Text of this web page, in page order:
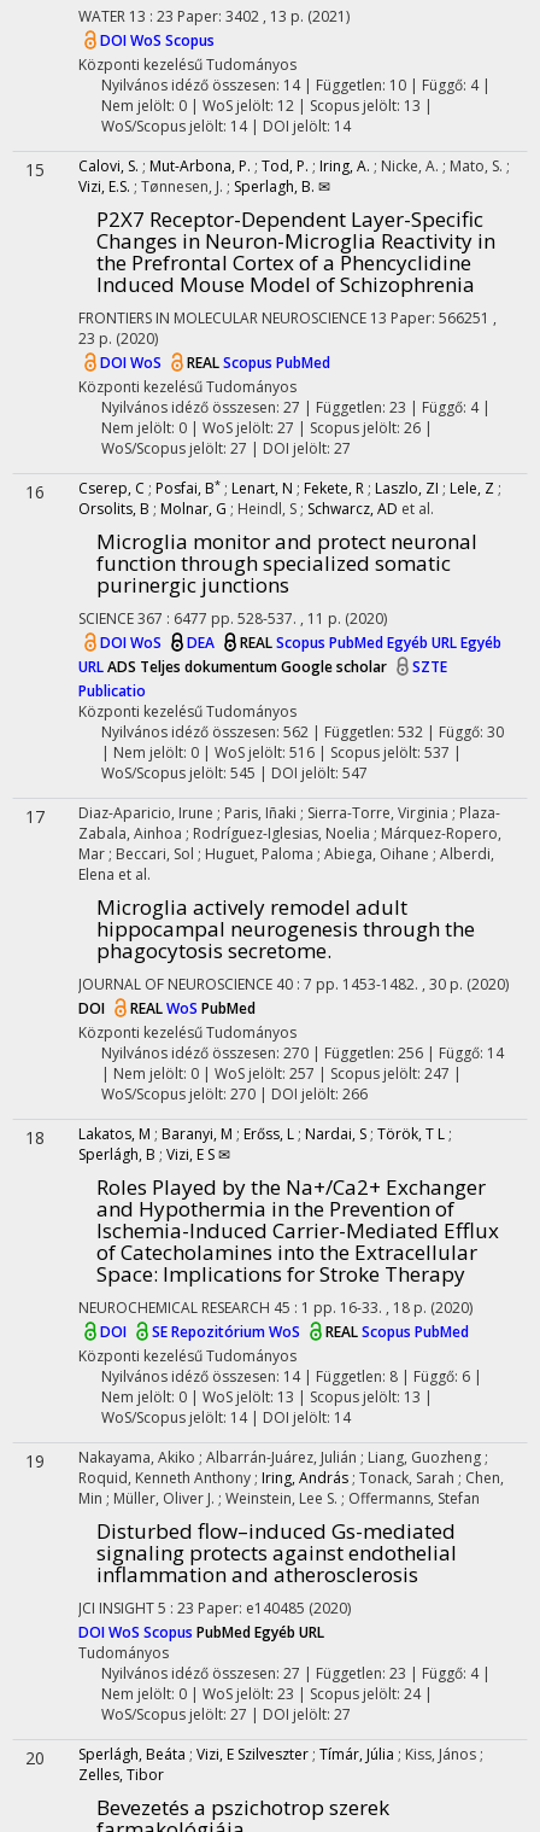
WATER 13 : 23 Paper: 3402 , 13 p. (2021)
DOIWoS Scopus
Központi kezelésűTudományos
Nyilvános idéző összesen: 14| Független: 10 | Függő: 4 |
Nem jelölt: 0 | WoS jelölt: 12 | Scopus jelölt: 13 |
WoS/Scopus jelölt: 14 | DOI jelölt: 14
15 Calovi, S. ; Mut-Arbona, P. ; Tod, P. ; Iring, A. ; Nicke, A. ; Mato, S. ;
Vizi, E.S. ; Tønnesen, J. ; Sperlagh, B. ✉
P2X7 Receptor-Dependent Layer-Specific
Changes in Neuron-Microglia Reactivity in
the Prefrontal Cortex of a Phencyclidine
Induced Mouse Model of Schizophrenia
FRONTIERS IN MOLECULAR NEUROSCIENCE 13 Paper: 566251 ,
23 p. (2020)
DOIWoS REALScopus PubMed
Központi kezelésűTudományos
Nyilvános idéző összesen: 27 | Független: 23 | Függő: 4 |
Nem jelölt: 0 | WoS jelölt: 27 | Scopus jelölt: 26 |
WoS/Scopus jelölt: 27 | DOI jelölt: 27
16 Cserep, C ; Posfai, B* ; Lenart, N ; Fekete, R ; Laszlo, ZI ; Lele, Z ;
Orsolits, B ; Molnar, G ; Heindl, S ; Schwarcz, AD et al.
Microglia monitor and protect neuronal
function through specialized somatic
purinergic junctions
SCIENCE367 : 6477 pp. 528-537. , 11 p. (2020)
DOIWoS DEA REALScopus PubMedEgyéb URLEgyéb
URLADS Teljes dokumentumGoogle scholar
SZTE
Publicatio
Központi kezelésűTudományos
Nyilvános idéző összesen: 562| Független: 532 | Függő: 30
| Nem jelölt: 0 | WoS jelölt: 516 | Scopus jelölt: 537 |
WoS/Scopus jelölt: 545 | DOI jelölt: 547
17 Diaz-Aparicio, Irune ; Paris, Iñaki ; Sierra-Torre, Virginia ; Plaza-
Zabala, Ainhoa ; Rodríguez-Iglesias, Noelia ; Márquez-Ropero,
Mar ; Beccari, Sol ; Huguet, Paloma ; Abiega, Oihane ; Alberdi,
Elena et al.
Microglia actively remodel adult
hippocampal neurogenesis through the
phagocytosis secretome.
JOURNAL OF NEUROSCIENCE 40 : 7 pp. 1453-1482. , 30 p. (2020)
DOI
REALWoS PubMed
Központi kezelésűTudományos
Nyilvános idéző összesen: 270| Független: 256 | Függő: 14
| Nem jelölt: 0 | WoS jelölt: 257 | Scopus jelölt: 247 |
WoS/Scopus jelölt: 270 | DOI jelölt: 266
18 Lakatos, M ; Baranyi, M ; Erőss, L ; Nardai, S ; Török, T L ;
Sperlágh, B ; Vizi, E S ✉
Roles Played by the Na+/Ca2+ Exchanger
and Hypothermia in the Prevention of
Ischemia-Induced Carrier-Mediated Efflux
of Catecholamines into the Extracellular
Space: Implications for Stroke Therapy
NEUROCHEMICAL RESEARCH 45 : 1 pp. 16-33. , 18 p. (2020)
DOI
SE RepozitóriumWoS REALScopus PubMed
Központi kezelésűTudományos
Nyilvános idéző összesen: 14| Független: 8 | Függő: 6 |
Nem jelölt: 0 | WoS jelölt: 13 | Scopus jelölt: 13 |
WoS/Scopus jelölt: 14 | DOI jelölt: 14
19 Nakayama, Akiko ; Albarrán-Juárez, Julián ; Liang, Guozheng ;
Roquid, Kenneth Anthony ; Iring, András ; Tonack, Sarah ; Chen,
Min ; Müller, Oliver J. ; Weinstein, Lee S. ; Offermanns, Stefan
Disturbed flow–induced Gs-mediated
signaling protects against endothelial
inflammation and atherosclerosis
JCI INSIGHT5 : 23 Paper: e140485 (2020)
DOIWoS Scopus PubMedEgyéb URL
Tudományos
Nyilvános idéző összesen: 27 | Független: 23 | Függő: 4 |
Nem jelölt: 0 | WoS jelölt: 23 | Scopus jelölt: 24 |
WoS/Scopus jelölt: 27 | DOI jelölt: 27
20 Sperlágh, Beáta ; Vizi, E Szilveszter ; Tímár, Júlia ; Kiss, János ;
Zelles, Tibor
Bevezetés a pszichotrop szerek